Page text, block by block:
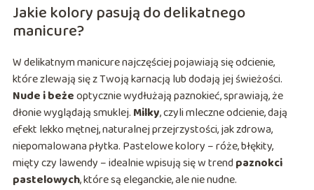
Jakie kolory pasują do delikatnego
manicure?
W delikatnym manicure najczęściej pojawiają się odcienie,
które zlewają się z Twoją karnacją lub dodają jej świeżości.
Nude i beżeoptycznie wydłużają paznokieć, sprawiają, że
dłonie wyglądają smuklej. Milky, czyli mleczne odcienie, dają
efekt lekko mętnej, naturalnej przejrzystości, jak zdrowa,
niepomalowana płytka. Pastelowe kolory – róże, błękity,
mięty czy lawendy – idealnie wpisują się w trend paznokci
pastelowych, które są eleganckie, ale nie nudne.